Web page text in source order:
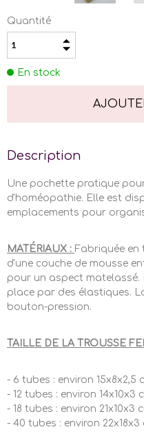
Quantité
En stock
Description
Une pochette pratique
d'homéopathie. Elle est
emplacements pour
MATÉRIAUX : Fabriquée en
d'une couche de mousse
pour un aspect matelassé.
place par des élastiques.
bouton-pression.
TAILLE DE LA TROUSSE
- 6 tubes : environ 15x8x2,5
- 12 tubes : environ 14x10x3
- 18 tubes : environ 21x10x3
- 40 tubes : environ 22x18x3